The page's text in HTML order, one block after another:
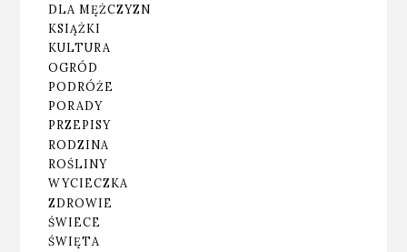
DLA MĘŻCZYZN
KSIĄŻKI
KULTURA
OGRÓD
PODRÓŻE
PORADY
PRZEPISY
RODZINA
ROŚLINY
WYCIECZKA
ZDROWIE
ŚWIECE
ŚWIĘTA